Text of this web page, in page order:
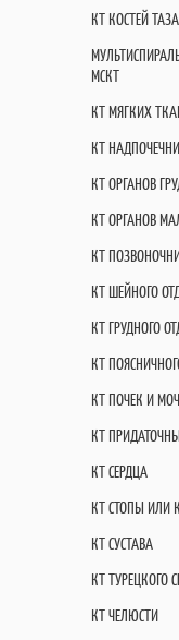
КТ КОСТЕЙ ТАЗА
МСКТ
КТ МЯГКИХ
КТ
КТ ОРГАНОВ
КТ ОРГАНОВ
КТ
КТ ШЕЙНОГО
КТ ГРУДНОГО
КТ
КТ ПОЧЕК И
КТ
КТ СЕРДЦА
КТ СТОПЫ ИЛИ
КТ СУСТАВА
КТ ТУРЕЦКОГО
КТ ЧЕЛЮСТИ